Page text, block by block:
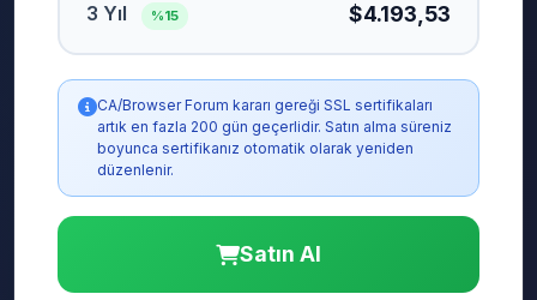
3 Yıl %15 $4.193,53
CA/Browser Forum kararı gereği SSL sertifikaları
artık en fazla 200 gün geçerlidir. Satın alma süreniz
boyunca sertifikanız otomatik olarak yeniden
düzenlenir.
Satın Al